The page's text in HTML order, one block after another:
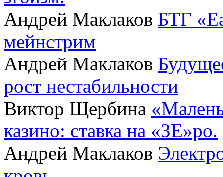
Андрей Маклаков БТГ
мейнстрим
Андрей Маклаков
рост нестабильности
Виктор Щербина
казино: ставка на «ЗЕ»ро.
Андрей Маклаков